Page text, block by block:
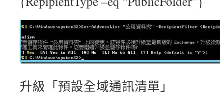
升級「預設全域通訊清單」